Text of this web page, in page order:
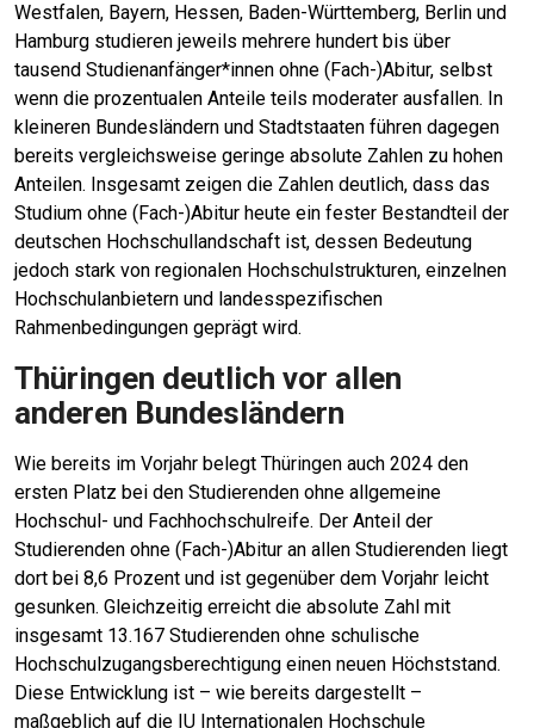
Westfalen, Bayern, Hessen, Baden-Württemberg, Berlin und
Hamburg studieren jeweils mehrere hundert bis über
tausend Studienanfänger*innen ohne (Fach-)Abitur, selbst
wenn die prozentualen Anteile teils moderater ausfallen. In
kleineren Bundesländern und Stadtstaaten führen dagegen
bereits vergleichsweise geringe absolute Zahlen zu hohen
Anteilen. Insgesamt zeigen die Zahlen deutlich, dass das
Studium ohne (Fach-)Abitur heute ein fester Bestandteil der
deutschen Hochschullandschaft ist, dessen Bedeutung
jedoch stark von regionalen Hochschulstrukturen, einzelnen
Hochschulanbietern und landesspezifischen
Rahmenbedingungen geprägt wird.
Thüringen deutlich vor allen
anderen Bundesländern
Wie bereits im Vorjahr belegt Thüringen auch 2024 den
ersten Platz bei den Studierenden ohne allgemeine
Hochschul- und Fachhochschulreife. Der Anteil der
Studierenden ohne (Fach-)Abitur an allen Studierenden liegt
dort bei 8,6 Prozent und ist gegenüber dem Vorjahr leicht
gesunken. Gleichzeitig erreicht die absolute Zahl mit
insgesamt 13.167 Studierenden ohne schulische
Hochschulzugangsberechtigung einen neuen Höchststand.
Diese Entwicklung ist – wie bereits dargestellt –
maßgeblich auf die IU Internationalen Hochschule